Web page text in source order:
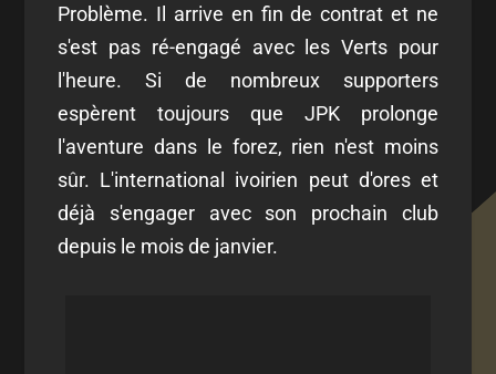
Problème. Il arrive en fin de contrat et ne
s'est pas ré-engagé avec les Verts pour
l'heure. Si de nombreux supporters
espèrent toujours que JPK prolonge
l'aventure dans le forez, rien n'est moins
sûr. L'international ivoirien peut d'ores et
déjà s'engager avec son prochain club
depuis le mois de janvier.